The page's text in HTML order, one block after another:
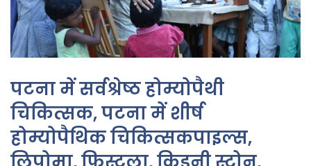
पटना में सर्वश्रेष्ठ होम्योपैथी
चिकित्सक, पटना में शीर्ष
होम्योपैथिक चिकित्सकपाइल्स,